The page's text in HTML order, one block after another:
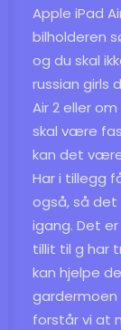
Apple iPad
bilholderen
og du skal
russian girls
Air 2 eller
skal være
kan det
Har i tillegg
også, så det
igang. Det
tillit til g har
kan hjelpe
gardermoen
forstår vi at